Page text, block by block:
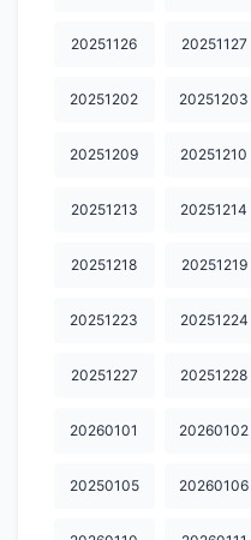
20251126 20251127
20251202 20251203
20251209 20251210
20251213 20251214
20251218 20251219
20251223 20251224
20251227 20251228
20260101 20260102
20250105 20260106